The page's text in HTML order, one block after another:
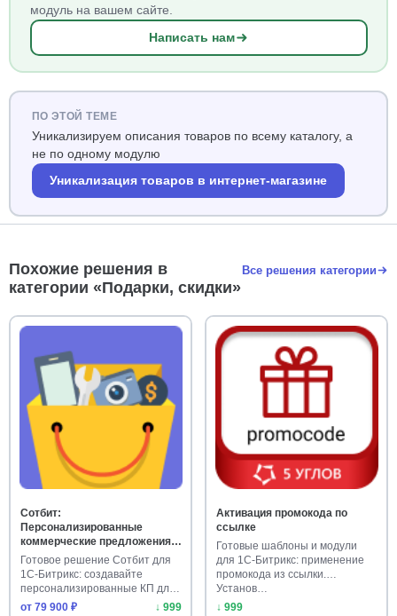
модуль на вашем сайте.
Написать нам
ПО ЭТОЙ ТЕМЕ
Уникализируем описания товаров по всему каталогу, а
не по одному модулю
Уникализация товаров в интернет-магазине
Похожие решения в
категории «Подарки, скидки»
Все решения категории
Сотбит:
Персонализированные
коммерческие предложения
для клиентов
Готовое решение Сотбит для
1С-Битрикс: создавайте
персонализированные КП для
кли…
от 79 900 ₽ ↓ 999
Активация промокода по
ссылке
Готовые шаблоны и модули
для 1С-Битрикс: применение
промокода из ссылки.
Установ…
↓ 999